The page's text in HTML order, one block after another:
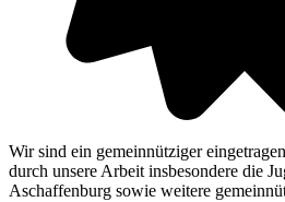
Wir sind ein gemeinnütziger
durch unsere Arbeit insbesondere die
Aschaffenburg sowie weitere